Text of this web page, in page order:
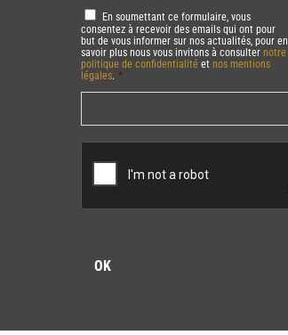
RGPD *
En soumettant ce formulaire, vous
consentez à recevoir des emails qui ont pour
but de vous informer sur nos actualités, pour en
savoir plus nous vous invitons à consulternotre
politique de confidentialité etnos mentions
légales. *